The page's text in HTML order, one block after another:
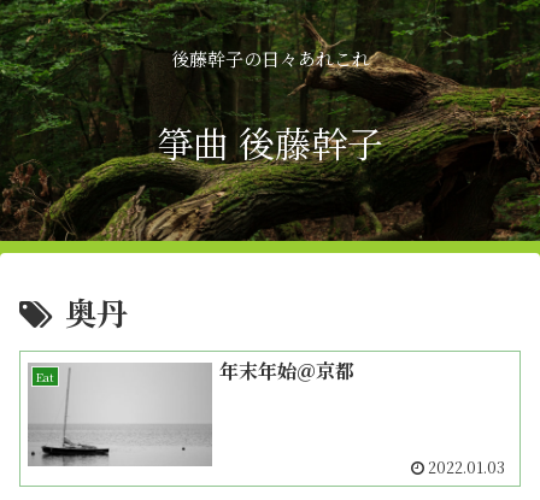
後藤幹子の日々あれこれ
箏曲 後藤幹子
奥丹
Eat 年末年始＠京都
2022.01.03